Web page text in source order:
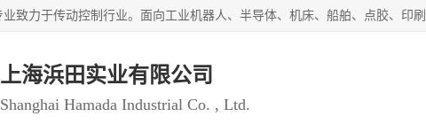
上海浜田实业有限公司
Shanghai Hamada Industrial Co. , Ltd.